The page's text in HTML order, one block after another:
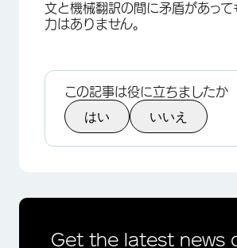
文と機械翻訳の間に矛盾があっ
力はありません。
この記事は役に立ちましたか
はい いいえ
Get the latest news